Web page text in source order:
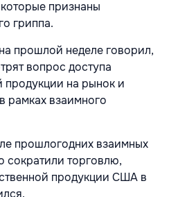
признаны
гриппа.
прошлой неделе говорил,
вопрос доступа
продукции на рынок и
рамках взаимного
прошлогодних взаимных
сократили торговлю,
продукции США в